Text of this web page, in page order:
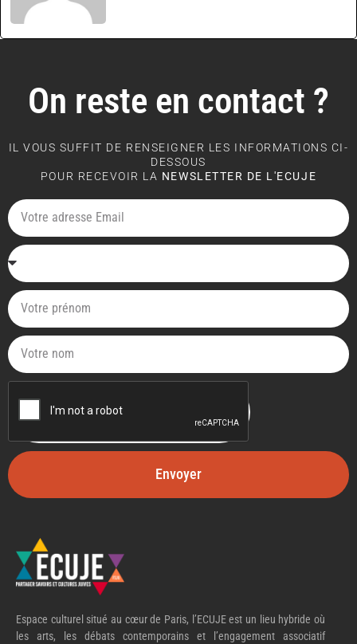
On reste en contact ?
IL VOUS SUFFIT DE RENSEIGNER LES INFORMATIONS CI-
DESSOUS
POUR RECEVOIR LA NEWSLETTER DE L'ECUJE
Envoyer
Espace culturel situé au cœur de Paris, l’ECUJE est un lieu hybride où
les arts, les débats contemporains et l’engagement associatif